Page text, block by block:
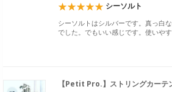
シーソルト
シーソルトはシルバーです。真っ白
でした。でもいい感じです。使いやす
【Petit Pro.】ストリングカーテ